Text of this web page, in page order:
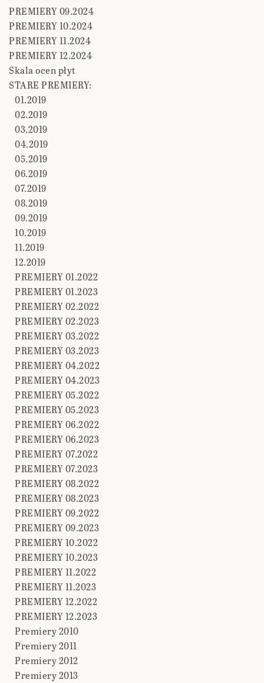
PREMIERY 09.2024
PREMIERY 10.2024
PREMIERY 11.2024
PREMIERY 12.2024
Skala ocen płyt
STARE PREMIERY:
01.2019
02.2019
03.2019
04.2019
05.2019
06.2019
07.2019
08.2019
09.2019
10.2019
11.2019
12.2019
PREMIERY 01.2022
PREMIERY 01.2023
PREMIERY 02.2022
PREMIERY 02.2023
PREMIERY 03.2022
PREMIERY 03.2023
PREMIERY 04.2022
PREMIERY 04.2023
PREMIERY 05.2022
PREMIERY 05.2023
PREMIERY 06.2022
PREMIERY 06.2023
PREMIERY 07.2022
PREMIERY 07.2023
PREMIERY 08.2022
PREMIERY 08.2023
PREMIERY 09.2022
PREMIERY 09.2023
PREMIERY 10.2022
PREMIERY 10.2023
PREMIERY 11.2022
PREMIERY 11.2023
PREMIERY 12.2022
PREMIERY 12.2023
Premiery 2010
Premiery 2011
Premiery 2012
Premiery 2013